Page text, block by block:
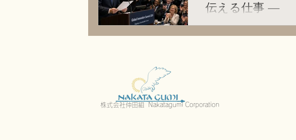
伝える仕事 ―
ベテラン通訳者にとって
生はどんな怖い思いをし
株式会社仲田組 Nakatagumi Corporation